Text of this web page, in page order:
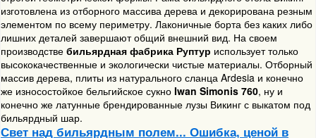
изготовлена из отборного массива дерева и декорирована резным
элементом по всему периметру. Лаконичные борта без каких либо
лишних деталей завершают общий внешний вид. На своем
производстве бильярдная фабрика Руптур использует только
высококачественные и экологически чистые материалы. Отборный
массив дерева, плиты из натурального сланца Ardesia и конечно
же износостойкое бельгийское сукно Iwan Simonis 760, ну и
конечно же латунные брендированные лузы Викинг с выкатом под
бильярдный шар.
Свет над бильярдным полем... Ошибка, ценой в